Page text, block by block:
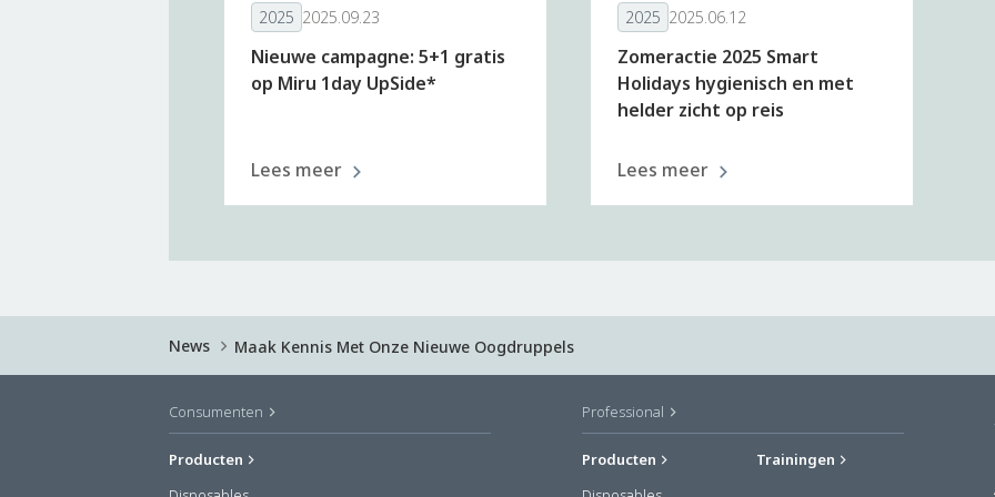
2025 2025.09.23
Nieuwe campagne: 5+1 gratis
op Miru 1day UpSide*
Lees meer
2025 2025.06.12
Zomeractie 2025 Smart
Holidays hygienisch en met
helder zicht op reis
Lees meer
News Maak Kennis Met Onze Nieuwe Oogdruppels
Consumenten
Producten
Professional
Producten
Trainingen